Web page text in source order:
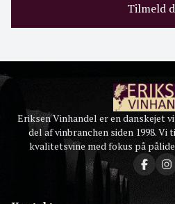
Tilmeld
Eriksen Vinhandel er en danskejet
del af vinbranchen siden 1998.
kvalitetsvine med fokus på